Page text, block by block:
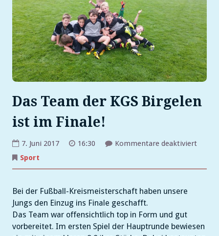
Das Team der KGS Birgelen
ist im Finale!
7. Juni 2017 16:30 Kommentare deaktiviertfür
KGS
Sport
Bei der Fußball-Kreismeisterschaft haben unsere
Jungs den Einzug ins Finale geschafft.
Das Team war offensichtlich top in Form und gut
vorbereitet. Im ersten Spiel der Hauptrunde bewiesen